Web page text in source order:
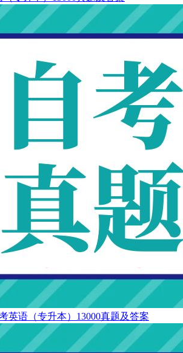
英语（专升本）13000真题及答案